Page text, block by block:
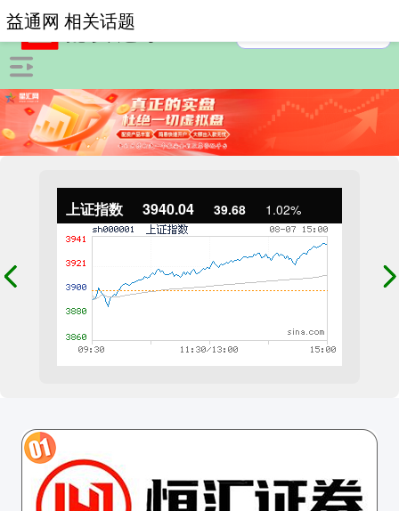
上证指数 3940.04 39.68 1.02%
益通网 相关话题